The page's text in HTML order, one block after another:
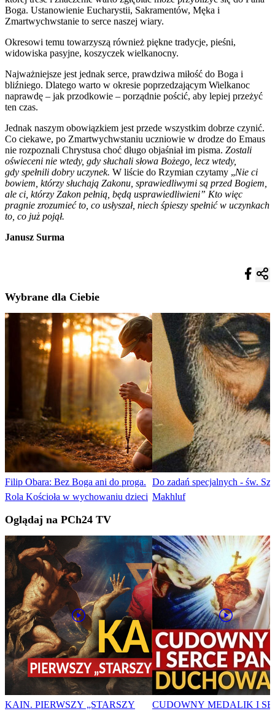
Boga. Ustanowienie Eucharystii, Sakramentów, Męka i
Zmartwychwstanie to serce naszej wiary.
Okresowi temu towarzyszą również piękne tradycje, pieśni,
widowiska pasyjne, koszyczek wielkanocny.
Najważniejsze jest jednak serce, prawdziwa miłość do Boga i
bliźniego. Dlatego warto w okresie poprzedzającym Wielkanoc
naprawdę – jak przodkowie – porządnie pościć, aby lepiej przeżyć
ten czas.
Jednak naszym obowiązkiem jest przede wszystkim dobrze czynić.
Co ciekawe, po Zmartwychwstaniu uczniowie w drodze do Emaus
nie rozpoznali Chrystusa choć długo objaśniał im pisma. Zostali
oświeceni nie wtedy, gdy słuchali słowa Bożego, lecz wtedy,
gdy spełnili dobry uczynek. W liście do Rzymian czytamy „Nie ci
bowiem, którzy słuchają Zakonu, sprawiedliwymi są przed Bogiem,
ale ci, którzy Zakon pełnią, będą usprawiedliwieni” Kto więc
pragnie zrozumieć to, co usłyszał, niech śpieszy spełnić w uczynkach
to, co już pojął.
Janusz Surma
Wybrane dla Ciebie
Filip Obara: Bez Boga ani do proga.
Rola Kościoła w wychowaniu dzieci
Do zadań specjalnych - św.
Makhluf
Oglądaj na PCh24 TV
KAIN. PIERWSZY „STARSZY
CUDOWNY MEDALIK I